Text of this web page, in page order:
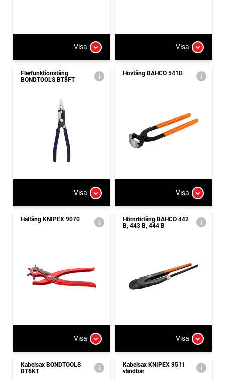
Visa Visa
Flerfunktionstång
BONDTOOLS BT8FT
Visa
Hovtång BAHCO 541D
Visa
Håltång KNIPEX 9070
Visa
Hörnrörtång BAHCO 442
B, 443 B, 444 B
Visa
Kabelsax BONDTOOLS
BT6KT
Kabelsax KNIPEX 9511
vändbar